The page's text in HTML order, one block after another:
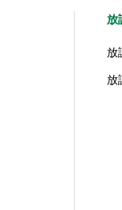
放
放
放